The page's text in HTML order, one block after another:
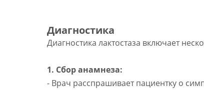
Диагностика
Диагностика лактостаза включает
1. Сбор анамнеза:
- Врач расспрашивает пациентку о